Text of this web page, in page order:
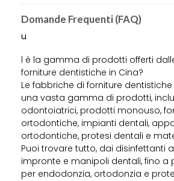
Domande Frequenti (FAQ)
u
l è la gamma di prodotti offerti
forniture dentistiche in Cina?
Le fabbriche di forniture
una vasta gamma di prodotti,
odontoiatrici, prodotti monouso,
ortodontiche, impianti dentali,
ortodontiche, protesi dentali e
Puoi trovare tutto, dai disinfettanti
impronte e manipoli dentali, fino a
per endodonzia, ortodonzia e